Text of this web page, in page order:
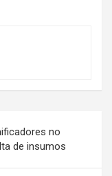
no
de insumos